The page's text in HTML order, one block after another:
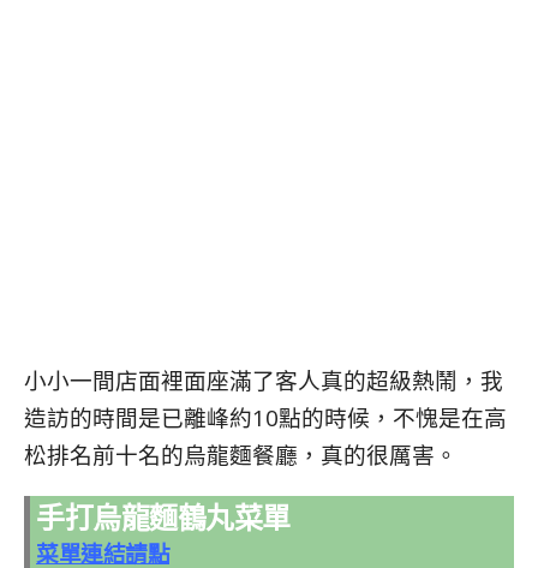
小小一間店面裡面座滿了客人真的超級熱鬧，我
造訪的時間是已離峰約10點的時候，不愧是在高
松排名前十名的烏龍麵餐廳，真的很厲害。
手打烏龍麵鶴丸菜單
菜單連結請點